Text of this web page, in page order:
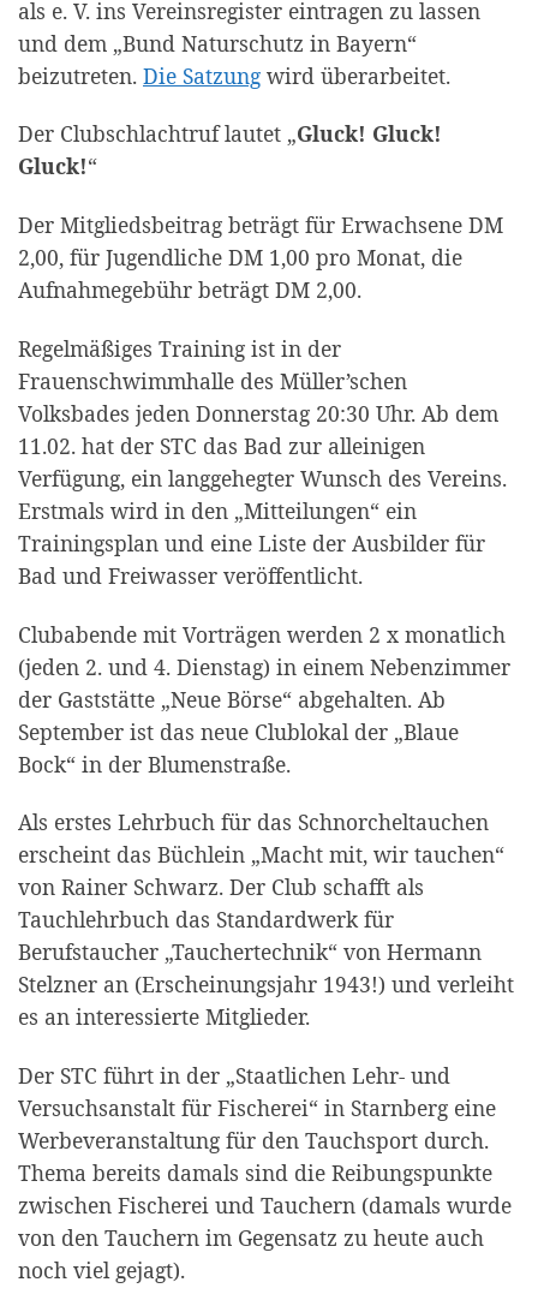
als e. V. ins Vereinsregister eintragen zu lassen
und dem „Bund Naturschutz in Bayern“
beizutreten. Die Satzung wird überarbeitet.
Der Clubschlachtruf lautet „Gluck! Gluck!
Gluck!“
Der Mitgliedsbeitrag beträgt für Erwachsene DM
2,00, für Jugendliche DM 1,00 pro Monat, die
Aufnahmegebühr be­trägt DM 2,00.
Regelmäßiges Training ist in der
Frauenschwimmhalle des Müller’schen
Volksbades jeden Donnerstag 20:30 Uhr. Ab dem
11.02. hat der STC das Bad zur alleinigen
Verfügung, ein langgehegter Wunsch des Vereins.
Erstmals wird in den „Mitteilungen“ ein
Trainingsplan und eine Liste der Ausbilder für
Bad und Freiwasser ver­öffentlicht.
Clubabende mit Vorträgen werden 2 x monatlich
(jeden 2. und 4. Dienstag) in einem Nebenzimmer
der Gaststätte „Neue Börse“ abgehalten. Ab
September ist das neue Clublokal der „Blaue
Bock“ in der Blumenstraße.
Als erstes Lehrbuch für das Schnorcheltauchen
erscheint das Büchlein „Macht mit, wir tauchen“
von Rainer Schwarz. Der Club schafft als
Tauchlehrbuch das Standardwerk für
Berufstaucher „Tauchertechnik“ von Hermann
Stelzner an (Erscheinungsjahr 1943!) und verleiht
es an interessierte Mitglieder.
Der STC führt in der „Staatlichen Lehr- und
Versuchsanstalt für Fischerei“ in Starnberg eine
Werbeveranstaltung für den Tauchsport durch.
Thema bereits damals sind die Reibungspunkte
zwischen Fischerei und Tauchern (damals wurde
von den Tauchern im Gegensatz zu heute auch
noch viel gejagt).